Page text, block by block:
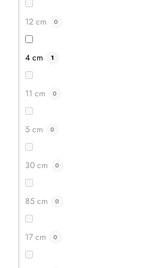
12 cm 0
4 cm 1
11 cm 0
5 cm 0
30 cm 0
85 cm 0
17 cm 0
6,30 €
7,80 €